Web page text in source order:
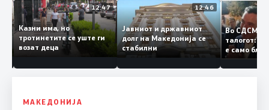
12:47
Казни има, но
тротинетите се уште ги
возат деца
12:46
Јавниот и државниот
долг на Македонија се
стабилни
Во СДСМ
е само
копија
Заев
МАКЕДОНИЈА